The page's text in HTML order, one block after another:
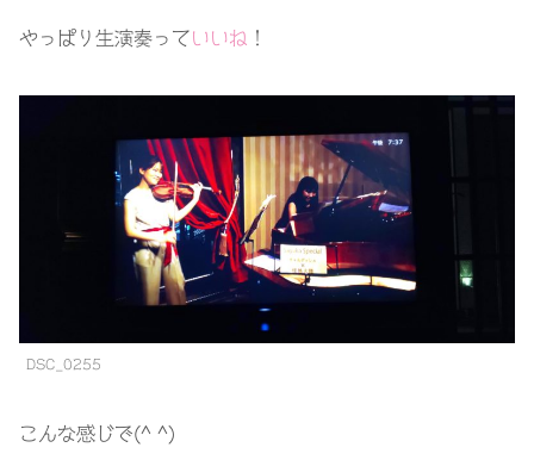
やっぱり生演奏っていいね ！
DSC_0255
こんな感じで(^ ^)